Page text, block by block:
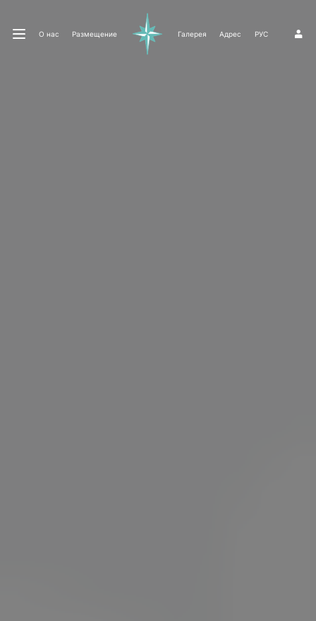
О нас Размещение Галерея Адрес РУС 1